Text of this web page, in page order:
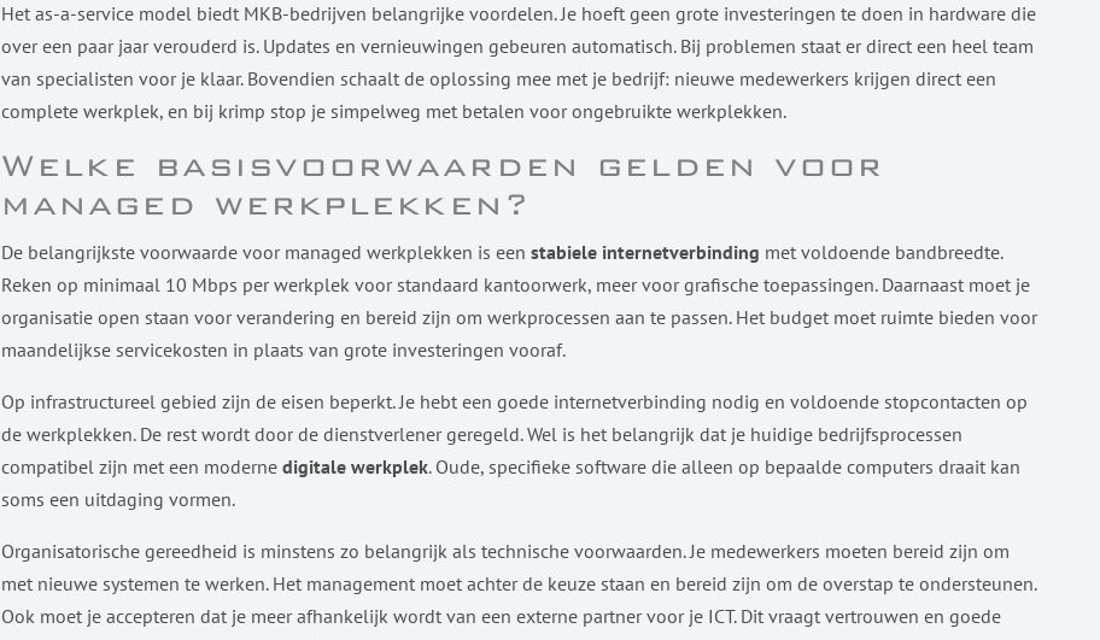
Het as-a-service model biedt MKB-bedrijven belangrijke voordelen. Je hoeft geen grote investeringen te doen in hardware die
over een paar jaar verouderd is. Updates en vernieuwingen gebeuren automatisch. Bij problemen staat er direct een heel team
van specialisten voor je klaar. Bovendien schaalt de oplossing mee met je bedrijf: nieuwe medewerkers krijgen direct een
complete werkplek, en bij krimp stop je simpelweg met betalen voor ongebruikte werkplekken.
Welke basisvoorwaarden gelden voor
managed werkplekken?
De belangrijkste voorwaarde voor managed werkplekken is eenstabiele internetverbinding met voldoende bandbreedte.
Reken op minimaal 10 Mbps per werkplek voor standaard kantoorwerk, meer voor grafische toepassingen. Daarnaast moet je
organisatie open staan voor verandering en bereid zijn om werkprocessen aan te passen. Het budget moet ruimte bieden voor
maandelijkse servicekosten in plaats van grote investeringen vooraf.
Op infrastructureel gebied zijn de eisen beperkt. Je hebt een goede internetverbinding nodig en voldoende stopcontacten op
de werkplekken. De rest wordt door de dienstverlener geregeld. Wel is het belangrijk dat je huidige bedrijfsprocessen
compatibel zijn met een modernedigitale werkplek. Oude, specifieke software die alleen op bepaalde computers draait kan
soms een uitdaging vormen.
Organisatorische gereedheid is minstens zo belangrijk als technische voorwaarden. Je medewerkers moeten bereid zijn om
met nieuwe systemen te werken. Het management moet achter de keuze staan en bereid zijn om de overstap te ondersteunen.
Ook moet je accepteren dat je meer afhankelijk wordt van een externe partner voor je ICT. Dit vraagt vertrouwen en goede